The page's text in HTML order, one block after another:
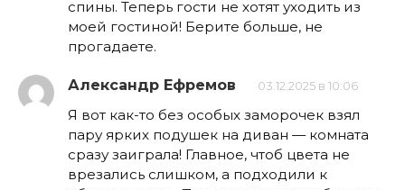
спины. Теперь гости не хотят уходить из
моей гостиной! Берите больше, не
прогадаете.
Александр Ефремов 03.12.2025 в 10:06
Я вот как-то без особых заморочек взял
пару ярких подушек на диван — комната
сразу заиграла! Главное, чтоб цвета не
врезались слишком, а подходили к